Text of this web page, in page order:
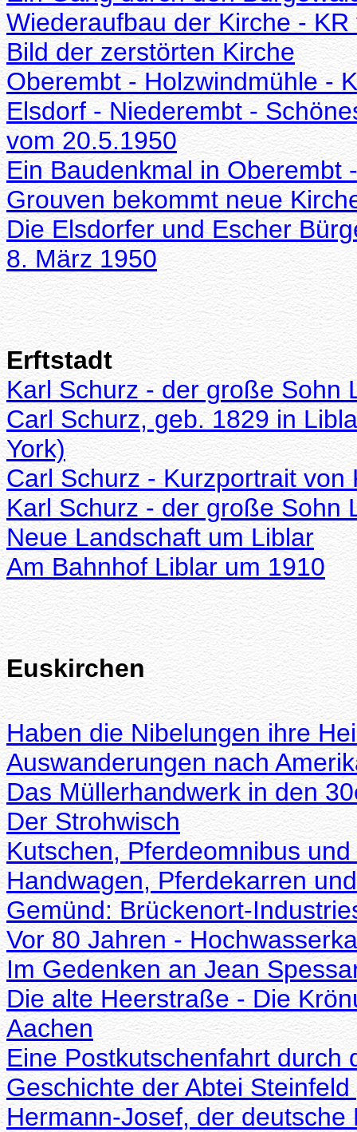
Wiederaufbau der Kirche -
Bild der zerstörten Kirche
Oberembt - Holzwindmühle -
Elsdorf - Niederembt -
vom 20.5.1950
Ein Baudenkmal in Oberembt
Grouven bekommt neue
Die Elsdorfer und Escher
8. März 1950
Erftstadt
Karl Schurz - der große Sohn
Carl Schurz, geb. 1829 in
York)
Carl Schurz - Kurzportrait von
Karl Schurz - der große Sohn
Neue Landschaft um Liblar
Am Bahnhof Liblar um 1910
Euskirchen
Haben die Nibelungen ihre
Auswanderungen nach
Das Müllerhandwerk in den
Der Strohwisch
Kutschen, Pferdeomnibus
Handwagen, Pferdekarren
Gemünd: Brückenort-
Vor 80 Jahren -
Im Gedenken an Jean
Die alte Heerstraße - Die
Aachen
Eine Postkutschenfahrt durch
Geschichte der Abtei
Hermann-Josef, der deutsche